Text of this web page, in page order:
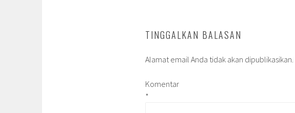
TINGGALKAN BALASAN
Alamat email Anda tidak akan dipublikasikan.
Komentar
*